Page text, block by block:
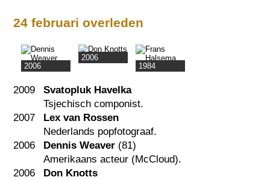
24 februari overleden
2006
2006
1984
2009
Svatopluk Havelka
Tsjechisch componist.
2007
Lex van Rossen
Nederlands popfotograaf.
2006
Dennis Weaver (81)
Amerikaans acteur (McCloud).
2006
Don Knotts